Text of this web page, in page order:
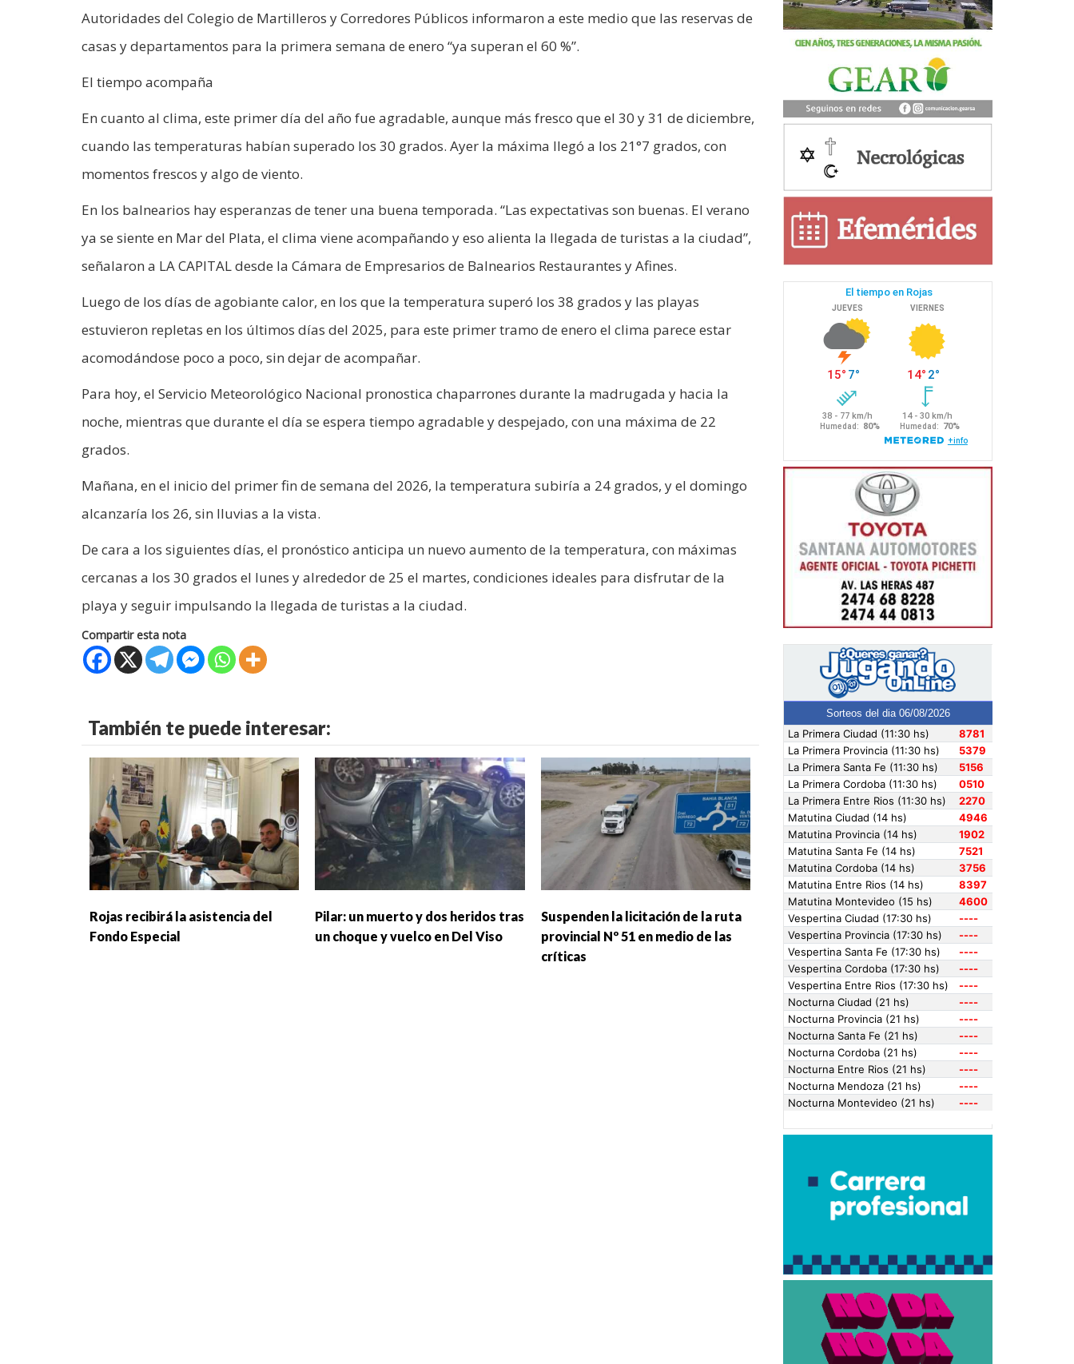
Autoridades del Colegio de Martilleros y Corredores Públicos informaron a este medio que las reservas de
casas y departamentos para la primera semana de enero “ya superan el 60 %”.
El tiempo acompaña
En cuanto al clima, este primer día del año fue agradable, aunque más fresco que el 30 y 31 de diciembre,
cuando las temperaturas habían superado los 30 grados. Ayer la máxima llegó a los 21°7 grados, con
momentos frescos y algo de viento.
En los balnearios hay esperanzas de tener una buena temporada. “Las expectativas son buenas. El verano
ya se siente en Mar del Plata, el clima viene acompañando y eso alienta la llegada de turistas a la ciudad”,
señalaron a LA CAPITAL desde la Cámara de Empresarios de Balnearios Restaurantes y Afines.
Luego de los días de agobiante calor, en los que la temperatura superó los 38 grados y las playas
estuvieron repletas en los últimos días del 2025, para este primer tramo de enero el clima parece estar
acomodándose poco a poco, sin dejar de acompañar.
Para hoy, el Servicio Meteorológico Nacional pronostica chaparrones durante la madrugada y hacia la
noche, mientras que durante el día se espera tiempo agradable y despejado, con una máxima de 22
grados.
Mañana, en el inicio del primer fin de semana del 2026, la temperatura subiría a 24 grados, y el domingo
alcanzaría los 26, sin lluvias a la vista.
De cara a los siguientes días, el pronóstico anticipa un nuevo aumento de la temperatura, con máximas
cercanas a los 30 grados el lunes y alrededor de 25 el martes, condiciones ideales para disfrutar de la
playa y seguir impulsando la llegada de turistas a la ciudad.
Compartir esta nota
También te puede interesar:
Rojas recibirá la asistencia del
Fondo Especial
Pilar: un muerto y dos heridos tras
un choque y vuelco en Del Viso
Suspenden la licitación de la ruta
provincial Nº 51 en medio de las
críticas